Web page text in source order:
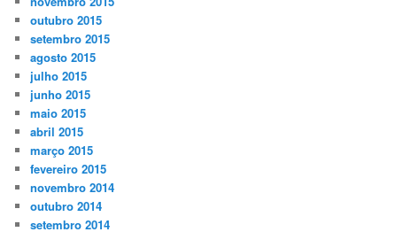
outubro 2015
setembro 2015
agosto 2015
julho 2015
junho 2015
maio 2015
abril 2015
março 2015
fevereiro 2015
novembro 2014
outubro 2014
setembro 2014